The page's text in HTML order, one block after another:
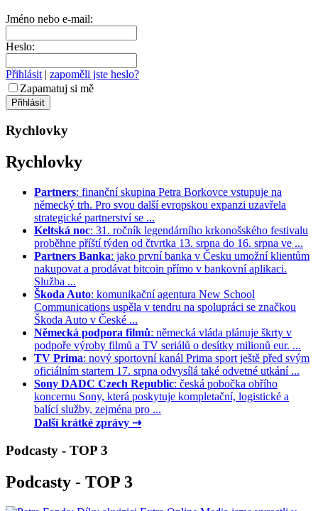
Jméno nebo e-mail:
Heslo:
Přihlásit | zapoměli jste heslo?
Zapamatuj si mě
Rychlovky
Rychlovky
Partners: finanční skupina Petra Borkovce vstupuje na
německý trh. Pro svou další evropskou expanzi uzavřela
strategické partnerství se ...
Keltská noc: 31. ročník legendárního krkonošského festivalu
proběhne příští týden od čtvrtka 13. srpna do 16. srpna ve ...
Partners Banka: jako první banka v Česku umožní klientům
nakupovat a prodávat bitcoin přímo v bankovní aplikaci.
Služba ...
Škoda Auto: komunikační agentura New School
Communications uspěla v tendru na spolupráci se značkou
Škoda Auto v České ...
Německá podpora filmů: německá vláda plánuje škrty v
podpoře výroby filmů a TV seriálů o desítky milionů eur. ...
TV Prima: nový sportovní kanál Prima sport ještě před svým
oficiálním startem 17. srpna odvysílá také odvetné utkání ...
Sony DADC Czech Republic: česká pobočka obřího
koncernu Sony, která poskytuje kompletační, logistické a
balící služby, zejména pro ...
Další krátké zprávy ⇢
Podcasty - TOP 3
Podcasty - TOP 3